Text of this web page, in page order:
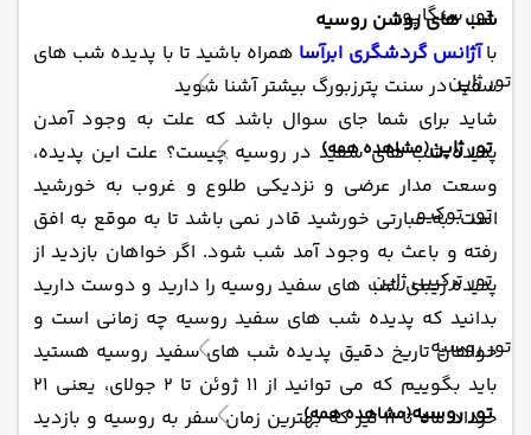
تور سنگاپور
تور ژاپن
تور ژاپن(مشاهده همه)
تور توکیو
تور ترکیبی ژاپن
تور روسیه
تور روسیه(مشاهده همه)
شب های روشن روسیه
باآژانس گردشگری ابرآسا همراه باشید تا با پدیده شب های
سفید در سنت پترزبورگ بیشتر آشنا شوید
شاید برای شما جای سوال باشد که علت به وجود آمدن
پدیده شب های سفید در روسیه چیست؟ علت این پدیده،
وسعت مدار عرضی و نزدیکی طلوع و غروب به خورشید
است. به عبارتی خورشید قادر نمی باشد تا به موقع به افق
رفته و باعث به وجود آمد شب شود. اگر خواهان بازدید از
پدیده زیبای شب های سفید روسیه را دارید و دوست دارید
بدانید که پدیده شب های سفید روسیه چه زمانی است و
خواهان تاریخ دقیق پدیده شب های سفید روسیه هستید
باید بگوییم که می توانید از 11 ژوئن تا 2 جولای، یعنی 21
خرداد ماه تا 11 تیر که بهترین زمان سفر به روسیه و بازدید